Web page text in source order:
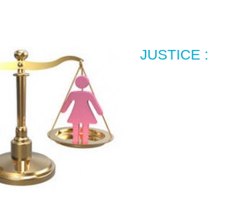
JUSTICE :